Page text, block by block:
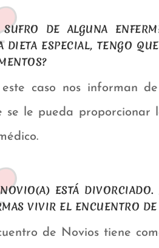
DE ALGUNA
DIETA ESPECIAL, TENGO
este caso nos informan
se le pueda proporcionar
ESTÁ DIVORCIADO.
VIVIR EL ENCUENTRO
de Novios tiene